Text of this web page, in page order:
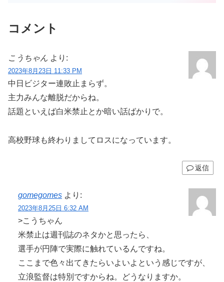
コメント
こうちゃん より:
2023年8月23日 11:33 PM
中日ビジター連敗止まらず。
主力みんな離脱だからね。
話題といえば白米禁止とか暗い話ばかりで。
高校野球も終わりましてロスになっています。
返信
gomegomes より:
2023年8月25日 6:32 AM
>こうちゃん
米禁止は週刊誌のネタかと思ったら、
選手が円陣で実際に触れているんですね。
ここまで色々出てきたらいよいよという感じですが、
立浪監督は特別ですからね。どうなりますか。